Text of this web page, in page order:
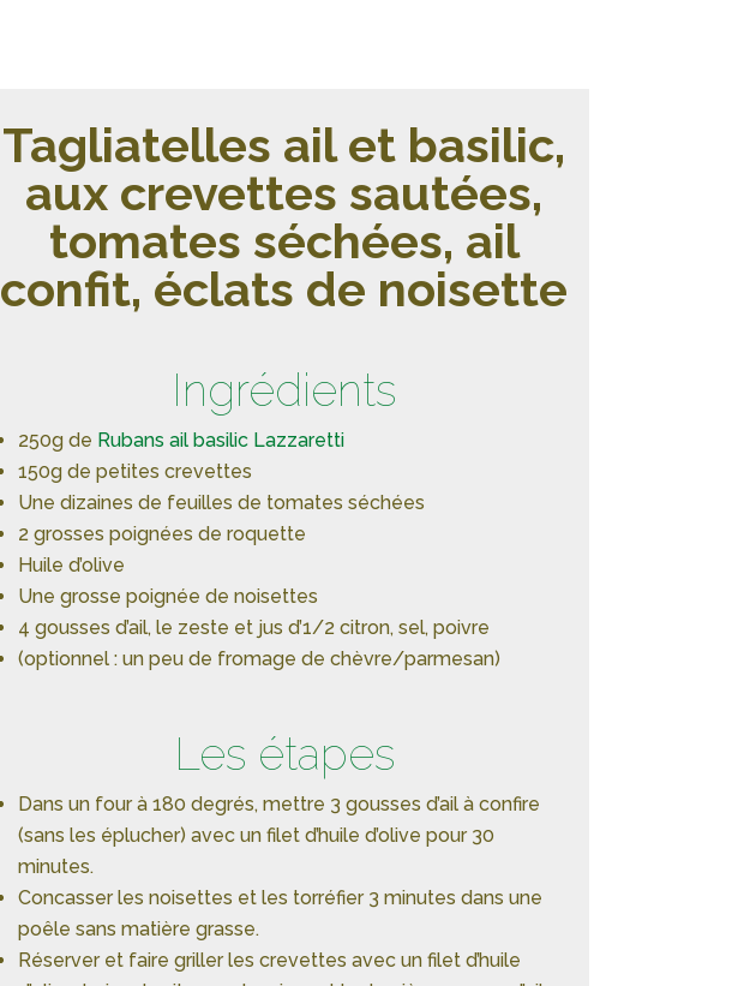
Tagliatelles ail et basilic,
aux crevettes sautées,
tomates séchées, ail
confit, éclats de noisette
Ingrédients
250g de Rubans ail basilic Lazzaretti
150g de petites crevettes
Une dizaines de feuilles de tomates séchées
2 grosses poignées de roquette
Huile d’olive
Une grosse poignée de noisettes
4 gousses d’ail, le zeste et jus d’1/2 citron, sel, poivre
(optionnel : un peu de fromage de chèvre/parmesan)
Les étapes
Dans un four à 180 degrés, mettre 3 gousses d’ail à confire
(sans les éplucher) avec un filet d’huile d’olive pour 30
minutes.
Concasser les noisettes et les torréfier 3 minutes dans une
poêle sans matière grasse.
Réserver et faire griller les crevettes avec un filet d’huile